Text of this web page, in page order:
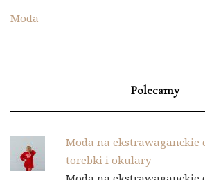
Moda
Polecamy
Moda na ekstrawaganckie
torebki i okulary